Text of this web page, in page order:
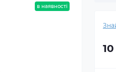
в наявності